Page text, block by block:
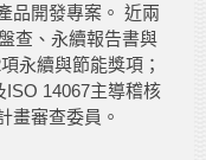
品開發專案。 近兩
查、永續報告書與
永續與節能獎項；
ISO 14067主導稽核
畫審查委員。